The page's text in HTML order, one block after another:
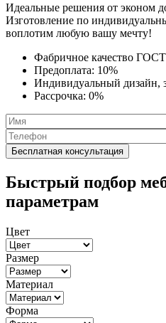
Идеальные решения от эконом
Изготовление по
воплотим любую вашу мечту!
Фабричное качество ГОСТ
Предоплата: 10%
Индивидуальный дизайн,
Рассрочка: 0%
Быстрый подбор
параметрам
Цвет
Размер
Материал
Форма